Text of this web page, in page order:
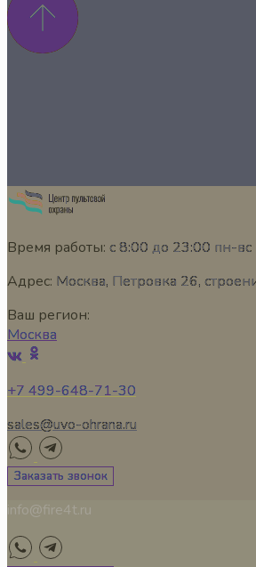
Время работы: с 8:00 до 23:00 пн-вс
Адрес: Москва, Петровка 26,
Ваш регион:
Москва
+7 499-648-71-30
sales@uvo-ohrana.ru
Заказать звонок
info@fire4t.ru